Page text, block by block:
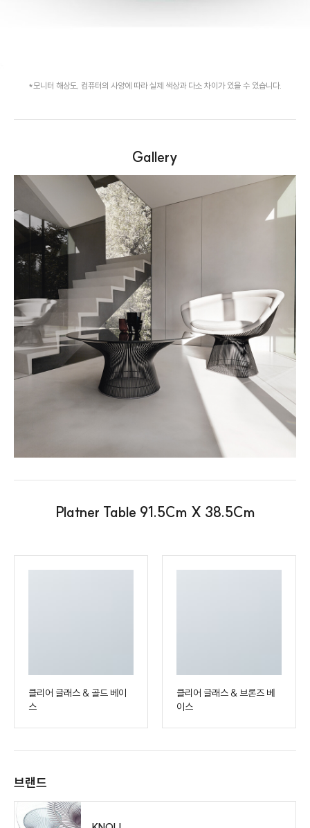
*모니터 해상도, 컴퓨터의 사양에 따라 실제 색상과 다소 차이가 있을 수 있습니다.
Gallery
Platner Table 91.5Cm X 38.5Cm
클리어 글래스 & 골드 베이
스
클리어 글래스 & 브론즈 베
이스
브랜드